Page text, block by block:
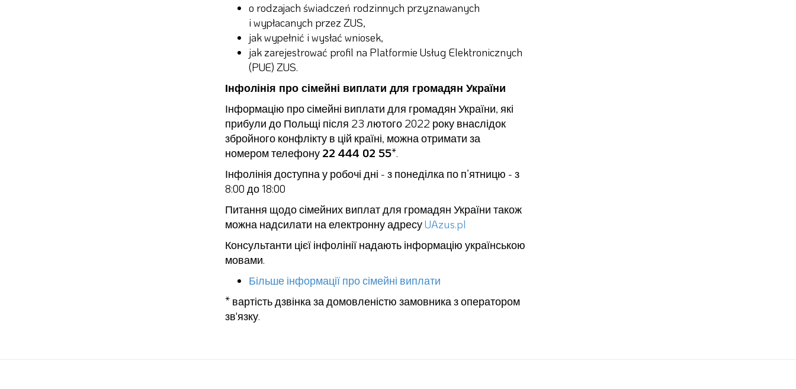
o rodzajach świadczeń rodzinnych przyznawanych
i wypłacanych przez ZUS,
jak wypełnić i wysłać wniosek,
jak zarejestrować profil na Platformie Usług Elektronicznych
(PUE) ZUS.
Інфолінія про сімейні виплати для громадян України
Інформацію про сімейні виплати для громадян України, які
прибули до Польщі після 23 лютого 2022 року внаслідок
збройного конфлікту в цій країні, можна отримати за
номером телефону 22 444 02 55*.
Інфолінія доступна у робочі дні - з понеділка по п’ятницю - з
8:00 до 18:00
Питання щодо сімейних виплат для громадян України також
можна надсилати на електронну адресуUAzus.pl
Консультанти цієї інфолінії надають інформацію українською
мовами.
Більше інформації про сімейні виплати
* вартість дзвінка за домовленістю замовника з оператором
зв'язку.